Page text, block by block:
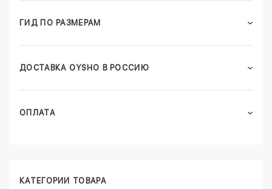
ГИД ПО РАЗМЕРАМ
ДОСТАВКА OYSHO В РОССИЮ
ОПЛАТА
КАТЕГОРИИ ТОВАРА